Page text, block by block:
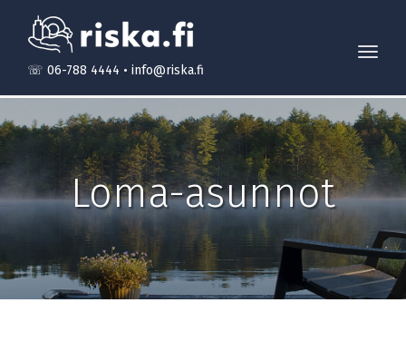
Loma-asunnot
☏ 06-788 4444 • info@riska.fi